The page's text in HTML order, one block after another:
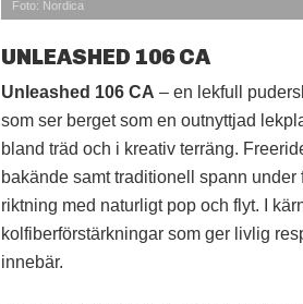
Foto: Nordica
UNLEASHED 106 CA
Unleashed 106 CA – en lekfull
som ser berget som en outnyttjad
bland träd och i kreativ terräng.
bakände samt traditionell spann
riktning med naturligt pop och flyt. I
kolfiberförstärkningar som ger livlig
innebär.